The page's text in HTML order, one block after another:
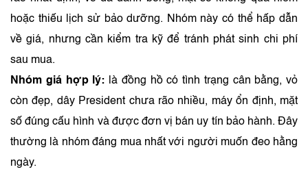
hoặc thiếu lịch sử bảo dưỡng. Nhóm này có thể hấp dẫn
về giá, nhưng cần kiểm tra kỹ để tránh phát sinh chi phí
sau mua.
Nhóm giá hợp lý: là đồng hồ có tình trạng cân bằng, vỏ
còn đẹp, dây President chưa rão nhiều, máy ổn định, mặt
số đúng cấu hình và được đơn vị bán uy tín bảo hành. Đây
thường là nhóm đáng mua nhất với người muốn đeo hằng
ngày.